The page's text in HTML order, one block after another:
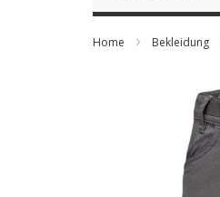
Home Bekleidung